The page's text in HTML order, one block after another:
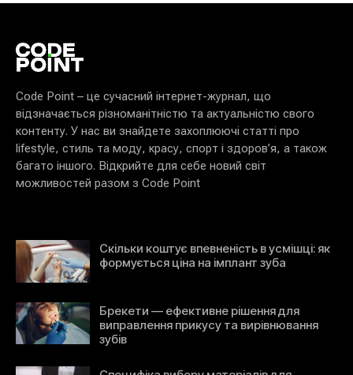
Code Point – це сучасний інтернет-журнал, що
відзначається різноманітністю та актуальністю свого
контенту. У нас ви знайдете захоплюючі статті про
lifestyle, стиль та моду, красу, спорт і здоров’я, а також
багато іншого. Відкрийте для себе новий світ
можливостей разом з Code Point
Скільки коштує впевненість в усмішці: як
формується ціна на імплант зуба
Брекети — ефективне рішення для
виправлення прикусу та вирівнювання
зубів